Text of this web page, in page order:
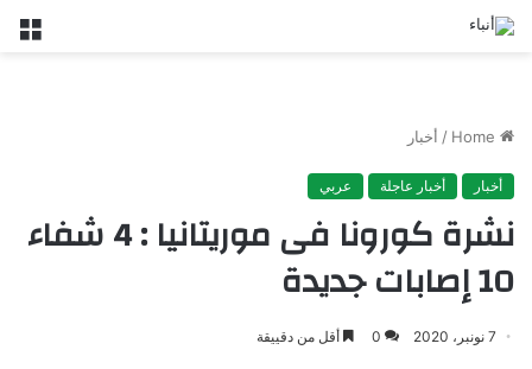
/ أخبار
أخبار أخبار عاجلة عربي
نشرة كورونا فى موريتانيا : 4 شفاء
10 إصابات جديدة
7 نونبر، 2020 0 أقل من دقييقة